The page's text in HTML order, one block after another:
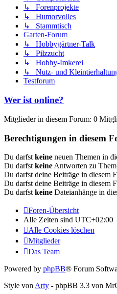
↳ Forenprojekte
↳ Humorvolles
↳ Stammtisch
Garten-Forum
↳ Hobbygärtner-Talk
↳ Pilzzucht
↳ Hobby-Imkerei
↳ Nutz- und
Testforum
Wer ist online?
Mitglieder in diesem Forum: 0
Berechtigungen in diesem
Du darfst keine neuen Themen in
Du darfst keine Antworten zu
Du darfst deine Beiträge in diesem
Du darfst deine Beiträge in diesem
Du darfst keine Dateianhänge in
Foren-Übersicht
Alle Zeiten sind UTC+02:00
Alle Cookies löschen
Mitglieder
Das Team
Powered by phpBB® Forum
Style von Arty - phpBB 3.3 von